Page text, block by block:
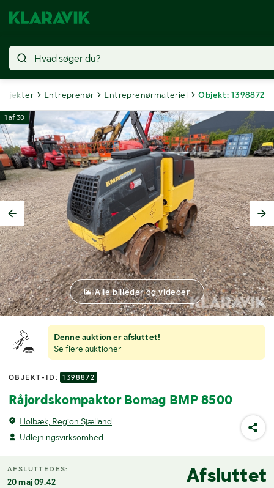
Entreprenør Entreprenørmateriel Objekt: 1398872
Denne auktion er afsluttet!
Se flere auktioner
OBJEKT-ID: 1398872
Råjordskompaktor Bomag BMP 8500
Holbæk, Region Sjælland
Udlejningsvirksomhed
1 af30
Alle billeder og videoer
AFSLUTTEDES:
20 maj 09.42 Afsluttet